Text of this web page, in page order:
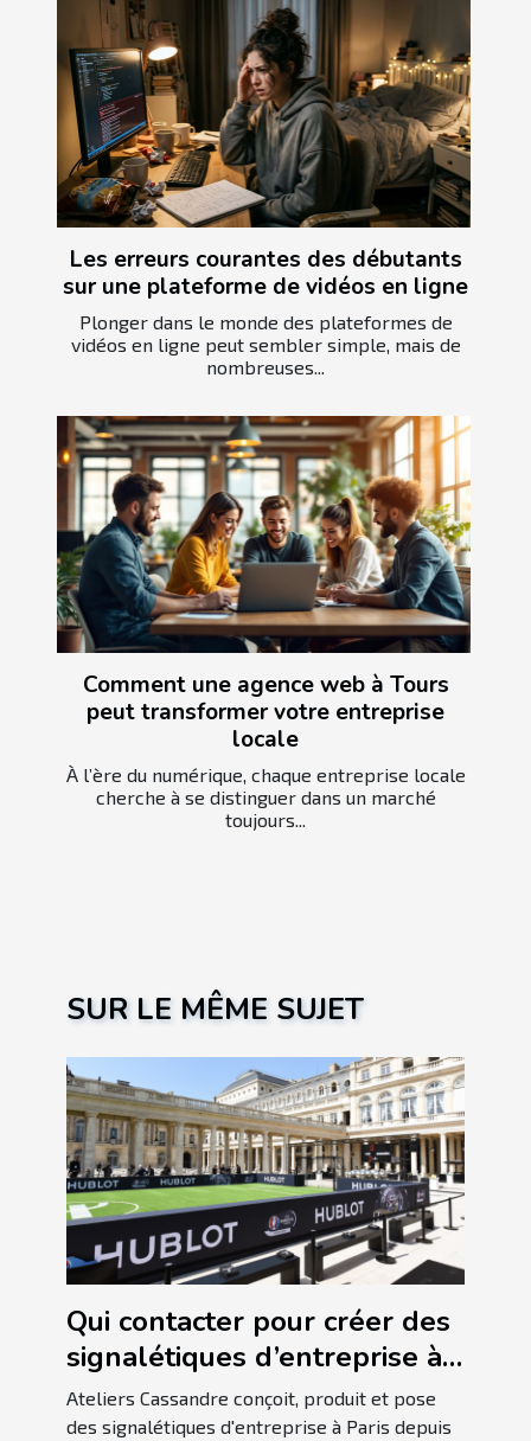
Les erreurs courantes des débutants
sur une plateforme de vidéos en ligne
Plonger dans le monde des plateformes de
vidéos en ligne peut sembler simple, mais de
nombreuses...
Comment une agence web à Tours
peut transformer votre entreprise
locale
À l’ère du numérique, chaque entreprise locale
cherche à se distinguer dans un marché
toujours...
SUR LE MÊME SUJET
Qui contacter pour créer des
signalétiques d’entreprise à
Paris ?
Ateliers Cassandre conçoit, produit et pose
des signalétiques d'entreprise à Paris depuis